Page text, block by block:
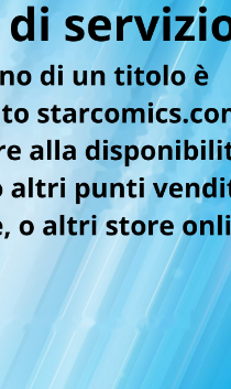
ONE PIECE n. 105